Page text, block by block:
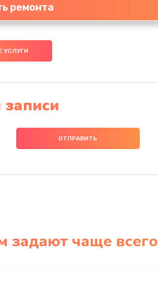
ремонта
УСЛУГИ
задают чаще всего